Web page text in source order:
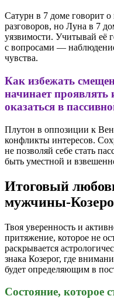
Сатурн в 7 доме говорит о
разговоров, но Луна в 7
уязвимости. Учитывай её
с вопросами —
чувства.
Как избежать
начинает проявлять
оказаться в
Плутон в оппозиции к
конфликты интересов.
не позволяй себе стать
быть уместной и
Итоговый
мужчины-
Твоя уверенность и
притяжение, которое не
раскрывается
знака Козерог, где
будет определяющим в
Состояние, которое